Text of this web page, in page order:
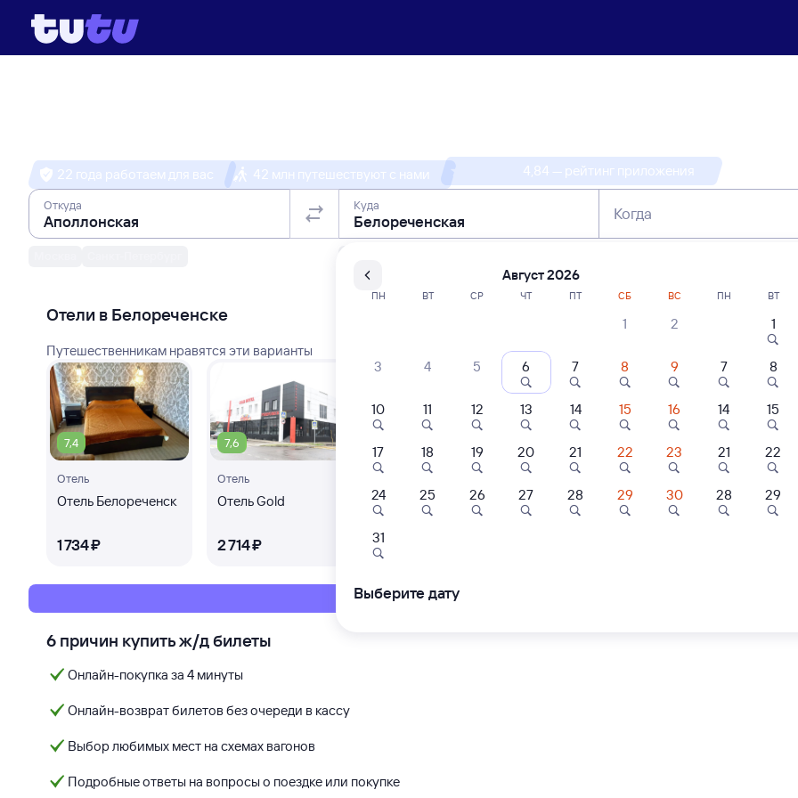
22 года работаем для вас 42 млн путешествуют с нами 4,84 — рейтинг приложения
Откуда Куда Когда
Отели в Белореченске
Путешественникам нравятся эти варианты
7,4
Отель
Отель Белореченск
1 ⁠734 ⁠₽
7,6
Отель
Отель Gold
2 ⁠714 ⁠₽
Отель
Афродита
2 ⁠400 ⁠₽
Отель Bellagio Отель Акрополь
6 причин купить ж/д билеты
Онлайн-покупка за 4 минуты
Онлайн-возврат билетов без очереди в кассу
Выбор любимых мест на схемах вагонов
Подробные ответы на вопросы о поездке или покупке
Август 2026
ПН ВТ СР ЧТ ПТ СБ ВС
1 2
3 4 5 6 7 8 9
10 11 12 13 14 15 16
17 18 19 20 21 22 23
24 25 26 27 28 29 30
31
ПН ВТ
1
7 8
14 15
21 22
28 29
Выберите дату